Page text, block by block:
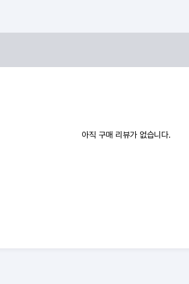
아직 구매 리뷰가 없습니다.